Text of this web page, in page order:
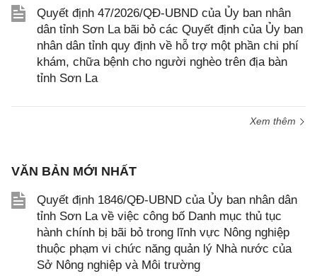
Quyết định 47/2026/QĐ-UBND của Ủy ban nhân
dân tỉnh Sơn La bãi bỏ các Quyết định của Ủy ban
nhân dân tỉnh quy định về hỗ trợ một phần chi phí
khám, chữa bệnh cho người nghèo trên địa bàn
tỉnh Sơn La
Xem thêm
VĂN BẢN MỚI NHẤT
Quyết định 1846/QĐ-UBND của Ủy ban nhân dân
tỉnh Sơn La về việc công bố Danh mục thủ tục
hành chính bị bãi bỏ trong lĩnh vực Nông nghiệp
thuộc phạm vi chức năng quản lý Nhà nước của
Sở Nông nghiệp và Môi trường